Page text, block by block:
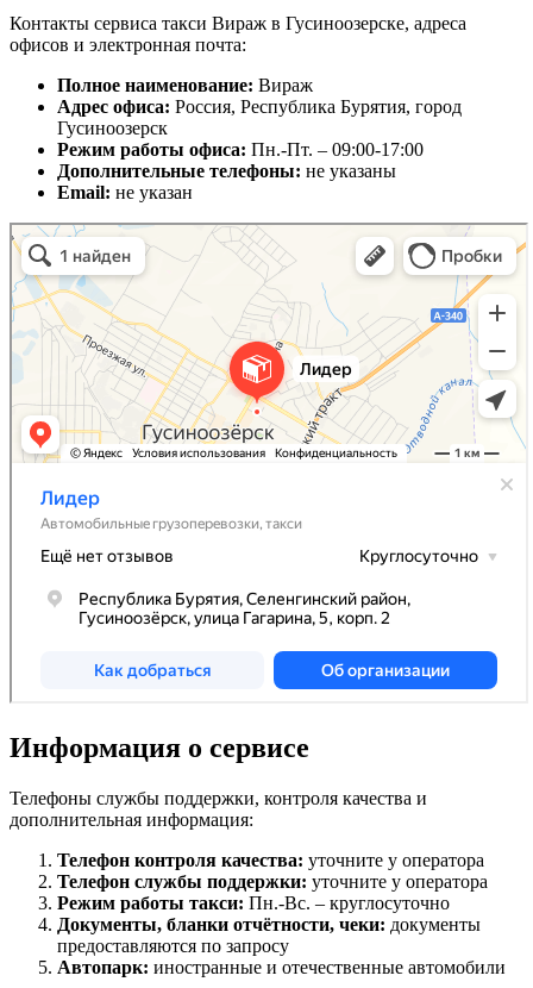
Контакты сервиса такси Вираж в Гусиноозерске, адреса
офисов и электронная почта:
Полное наименование: Вираж
Адрес офиса: Россия, Республика Бурятия, город
Гусиноозерск
Режим работы офиса: Пн.-Пт. – 09:00-17:00
Дополнительные телефоны: не указаны
Email: не указан
Информация о сервисе
Телефоны службы поддержки, контроля качества и
дополнительная информация:
Телефон контроля качества: уточните у оператора
Телефон службы поддержки: уточните у оператора
Режим работы такси: Пн.-Вс. – круглосуточно
Документы, бланки отчётности, чеки: документы
предоставляются по запросу
Автопарк: иностранные и отечественные автомобили